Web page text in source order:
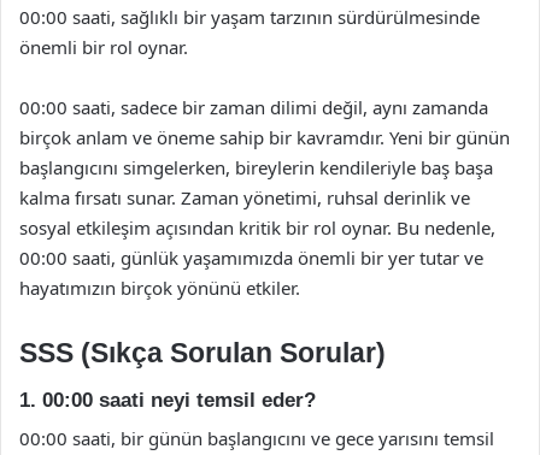
00:00 saati, sağlıklı bir yaşam tarzının sürdürülmesinde
önemli bir rol oynar.
00:00 saati, sadece bir zaman dilimi değil, aynı zamanda
birçok anlam ve öneme sahip bir kavramdır. Yeni bir günün
başlangıcını simgelerken, bireylerin kendileriyle baş başa
kalma fırsatı sunar. Zaman yönetimi, ruhsal derinlik ve
sosyal etkileşim açısından kritik bir rol oynar. Bu nedenle,
00:00 saati, günlük yaşamımızda önemli bir yer tutar ve
hayatımızın birçok yönünü etkiler.
SSS (Sıkça Sorulan Sorular)
1. 00:00 saati neyi temsil eder?
00:00 saati, bir günün başlangıcını ve gece yarısını temsil